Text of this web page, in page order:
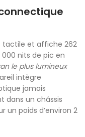
tactile et affiche 262
nits de pic en
le plus lumineux
intègre
jamais
dans un châssis
un poids d’environ 2